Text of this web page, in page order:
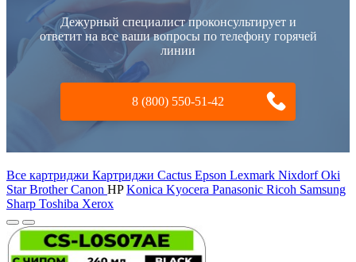
Дежурный специалист проконсультирует и
ответит на все ваши вопросы по телефону горячей
линии
8 (800) 550-51-42
Все картриджи Картриджи Cactus Epson Lexmark NixdorfOki
StarBrotherCanon HP Konica Kyocera Panasonic Ricoh Samsung
Sharp Toshiba Xerox